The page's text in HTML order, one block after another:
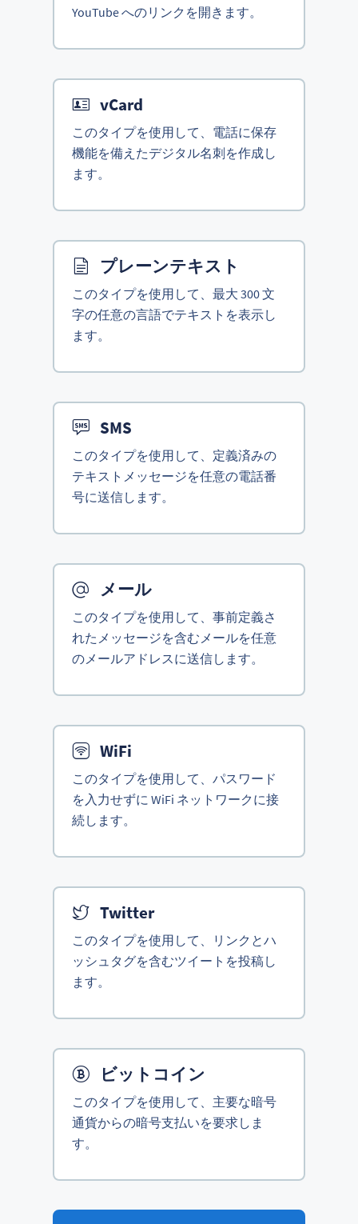
YouTube へのリンクを開きます。
vCard
このタイプを使用して、電話に保存
機能を備えたデジタル名刺を作成し
ます。
プレーンテキスト
このタイプを使用して、最大 300 文
字の任意の言語でテキストを表示し
ます。
SMS
このタイプを使用して、定義済みの
テキストメッセージを任意の電話番
号に送信します。
メール
このタイプを使用して、事前定義さ
れたメッセージを含むメールを任意
のメールアドレスに送信します。
WiFi
このタイプを使用して、パスワード
を入力せずに WiFi ネットワークに接
続します。
Twitter
このタイプを使用して、リンクとハ
ッシュタグを含むツイートを投稿し
ます。
ビットコイン
このタイプを使用して、主要な暗号
通貨からの暗号支払いを要求しま
す。